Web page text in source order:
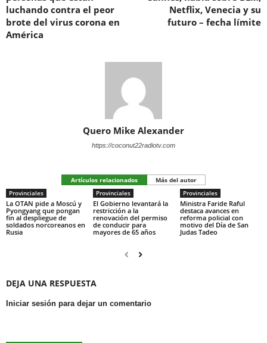
luchando contra el peor
brote del virus corona en
América
Netflix, Venecia y su
futuro – fecha límite
Quero Mike Alexander
https://coconut22radiotv.com
Artículos relacionados
Más del autor
Provinciales
La OTAN pide a Moscú y
Pyongyang que pongan
fin al despliegue de
soldados norcoreanos en
Rusia
Provinciales
El Gobierno levantará la
restricción a la
renovación del permiso
de conducir para
mayores de 65 años
Provinciales
Ministra Faride Raful
destaca avances en
reforma policial con
motivo del Día de San
Judas Tadeo
DEJA UNA RESPUESTA
Iniciar sesión para dejar un comentario